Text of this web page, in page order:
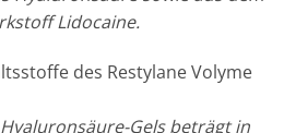
Lidocaine.
des Restylane Volyme
Gels beträgt in